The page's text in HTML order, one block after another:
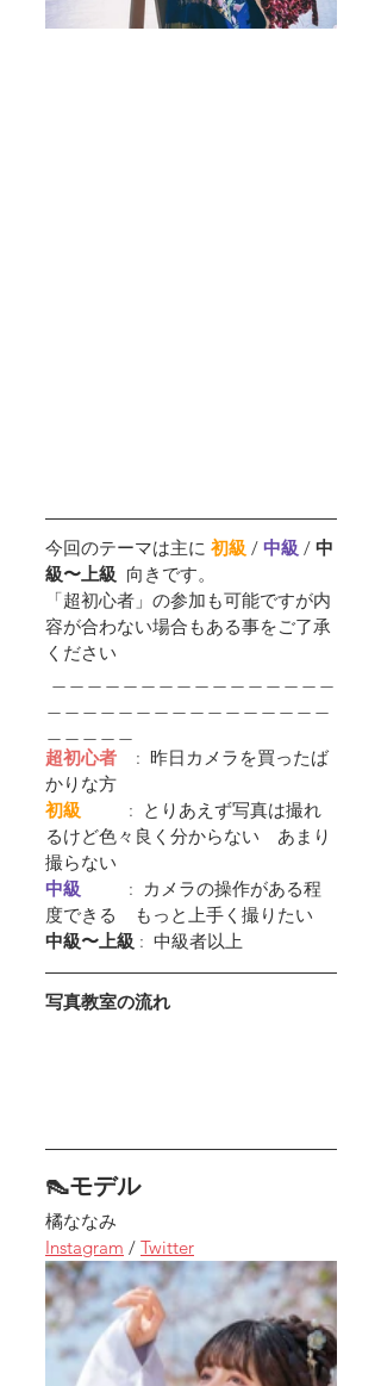
今回のテーマは主に 初級 / 中級 / 中
級〜上級 向きです。
「超初心者」の参加も可能ですが内
容が合わない場合もある事をご了承
ください
超初心者
    :  昨日カメラを買ったば
かりな方
初級
:  とりあえず写真は撮れ
るけど色々良く分からない　あまり
撮らない
中級
:  カメラの操作がある程
度できる　もっと上手く撮りたい
中級〜上級 :  中級者以上
写真教室の流れ
👠モデル
橘ななみ
Instagram / Twitter